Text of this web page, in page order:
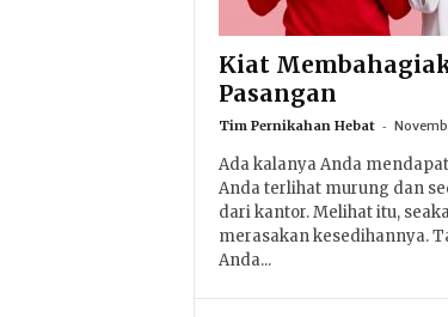
Kiat
Pasangan
Tim Pernikahan Hebat -
Ada kalanya Anda
Anda terlihat murung dan
dari kantor. Melihat itu,
merasakan kesedihannya.
Anda...